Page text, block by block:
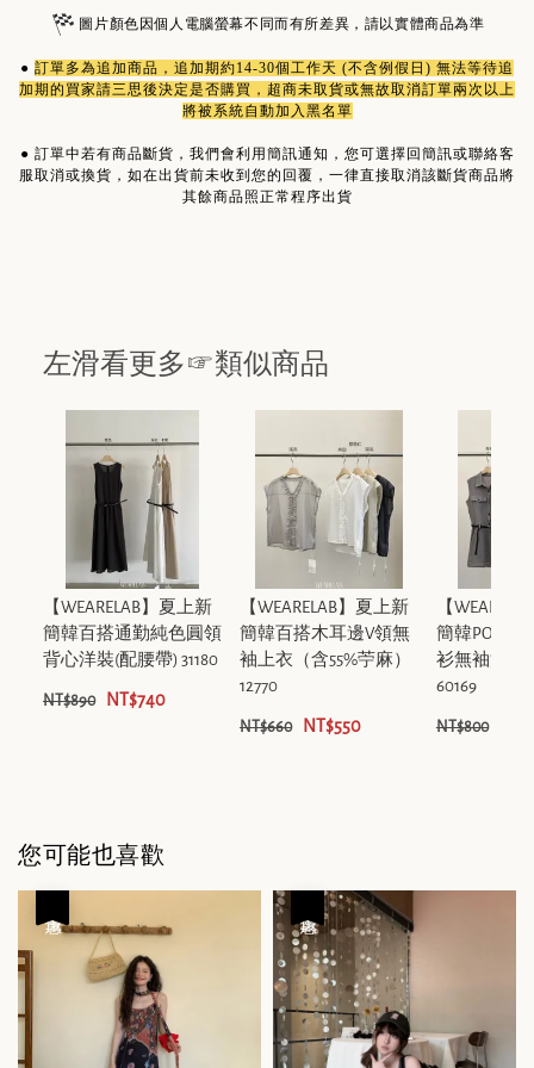
圖片顏色因個人電腦螢幕不同而有所差異，請以實體商品為準
● 訂單多為追加商品 ，追加期約14-30個工作天 (不含例假日) 無法等待追
加期的買家請三思後決定是否購買，超商未取貨或無故取消訂單兩次以上
將被系統自動加入黑名單
● 訂單中若有商品斷貨，我們會利用簡訊通知，您可選擇回簡訊或聯絡客
服取消或換貨，如在出貨前未收到您的回覆，一律直接取消該斷貨商品將
其餘商品照正常程序出貨
左滑看更多☞類似商品
【WEARELAB】夏上新
簡韓百搭通勤純色圓領
背心洋裝(配腰帶) 31180
NT$890 NT$740
【WEARELAB】夏上新
簡韓百搭木耳邊V領無
袖上衣（含55%苧麻）
12770
NT$660 NT$550
【
簡韓POLO
衫無袖洋裝
60169
NT$800
您可能也喜歡